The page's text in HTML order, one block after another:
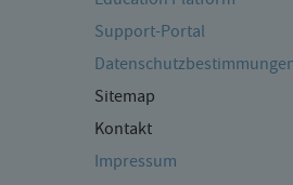
Support-Portal
Sitemap
Kontakt
Impressum